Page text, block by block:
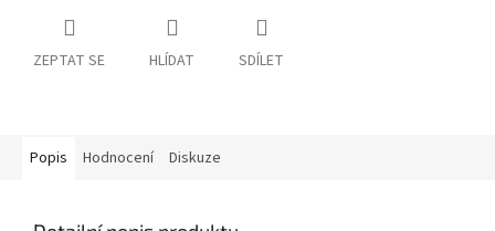
ZEPTAT SE HLÍDAT SDÍLET
Popis Hodnocení Diskuze